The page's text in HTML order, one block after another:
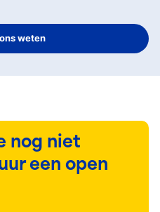
weten
nog niet
een open